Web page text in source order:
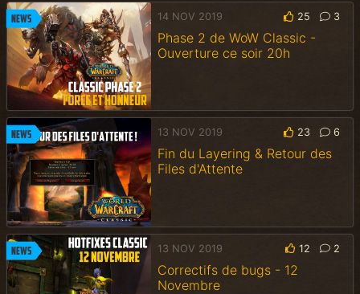
News 14 NOV 2019 25 3
Phase 2 de WoW Classic -
Ouverture ce soir 20h
News 13 NOV 2019 23 6
Fin du Layering & Retour des
Files d'Attente
News 13 NOV 2019 12 2
Correctifs de bugs - 12
Novembre